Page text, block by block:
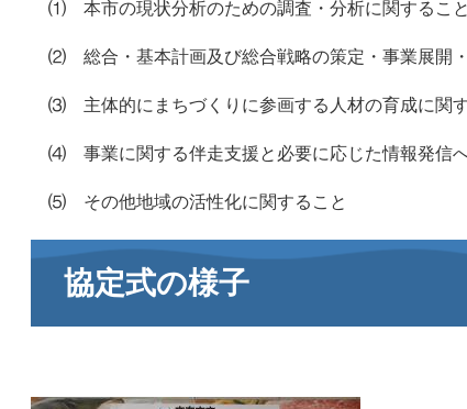
⑴ 本市の現状分析のための調査・分析に関すること
⑵ 総合・基本計画及び総合戦略の策定・事業展開・
⑶ 主体的にまちづくりに参画する人材の育成に関
⑷ 事業に関する伴走支援と必要に応じた情報発信へ
⑸ その他地域の活性化に関すること
協定式の様子